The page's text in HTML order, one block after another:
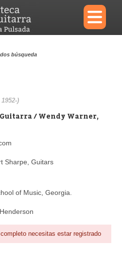
×
búsqueda
)
/ Wendy Warner,
Sharpe, Guitars
of Music, Georgia.
necesitas estar registrado